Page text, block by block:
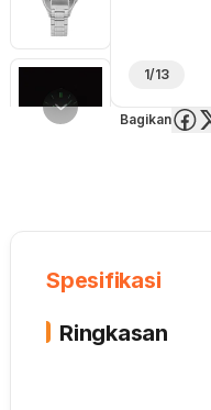
1/13
Bagikan
Spesifikasi
Ringkasan